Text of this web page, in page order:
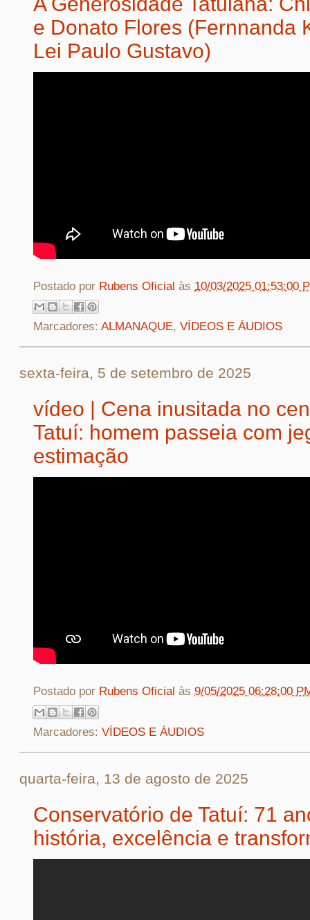
e Donato Flores (Fernnanda
Lei Paulo Gustavo)
Postado por Rubens Oficial às 10/03/2025 01:53:00
Marcadores: ALMANAQUE, VÍDEOS E ÁUDIOS
sexta-feira, 5 de setembro de 2025
vídeo | Cena inusitada no
Tatuí: homem passeia com
estimação
Postado por Rubens Oficial às 9/05/2025 06:28:00
Marcadores: VÍDEOS E ÁUDIOS
quarta-feira, 13 de agosto de 2025
Conservatório de Tatuí: 71
história, excelência e